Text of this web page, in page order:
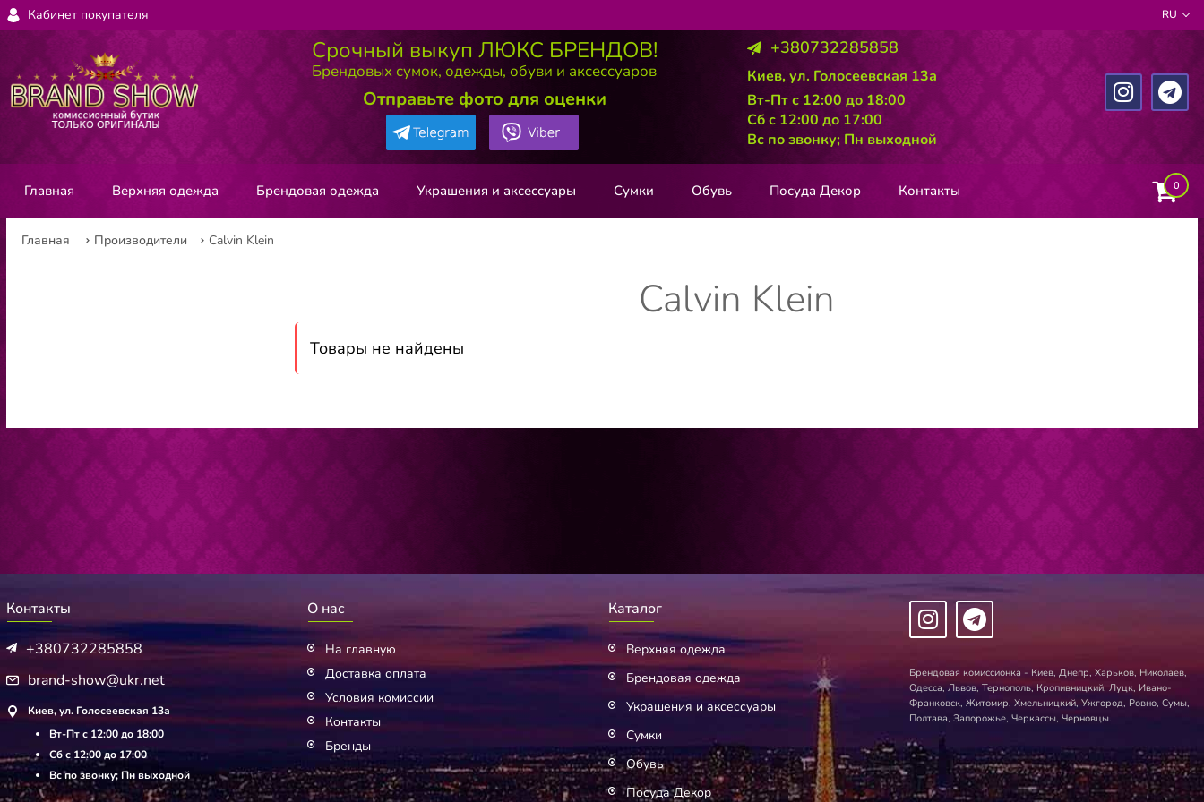
Кабинет покупателя RU
Срочный выкуп ЛЮКС БРЕНДОВ!
Брендовых сумок, одежды, обуви и аксессуаров
Отправьте фото для оценки
+380732285858
Киев, ул. Голосеевская 13а
Вт-Пт с 12:00 до 18:00
Сб с 12:00 до 17:00
Вс по звонку; Пн выходной
Главная Верхняя одежда Брендовая одежда Украшения и аксессуары Сумки Обувь Посуда Декор Контакты 0
Главная Производители Calvin Klein
Calvin Klein
Товары не найдены
Контакты
+380732285858
brand-show@ukr.net
Киев, ул. Голосеевская 13а
Вт-Пт с 12:00 до 18:00
Сб с 12:00 до 17:00
Вс по звонку; Пн выходной
О нас
На главную
Доставка оплата
Условия комиссии
Контакты
Бренды
Каталог
Верхняя одежда
Брендовая одежда
Украшения и аксессуары
Сумки
Обувь
Посуда Декор
Брендовая комиссионка - Киев, Днепр, Харьков, Николаев,
Одесса, Львов, Тернополь, Кропивницкий, Луцк, Ивано-
Франковск, Житомир, Хмельницкий, Ужгород, Ровно, Сумы,
Полтава, Запорожье, Черкассы, Черновцы.